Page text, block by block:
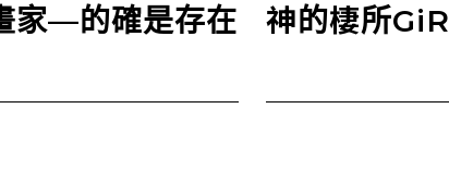
家—的確是存在
神的棲所GiR